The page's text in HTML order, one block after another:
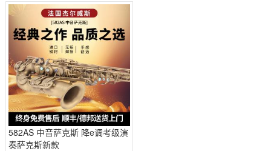
582AS 中音萨克斯 降e调考级演
奏萨克斯新款